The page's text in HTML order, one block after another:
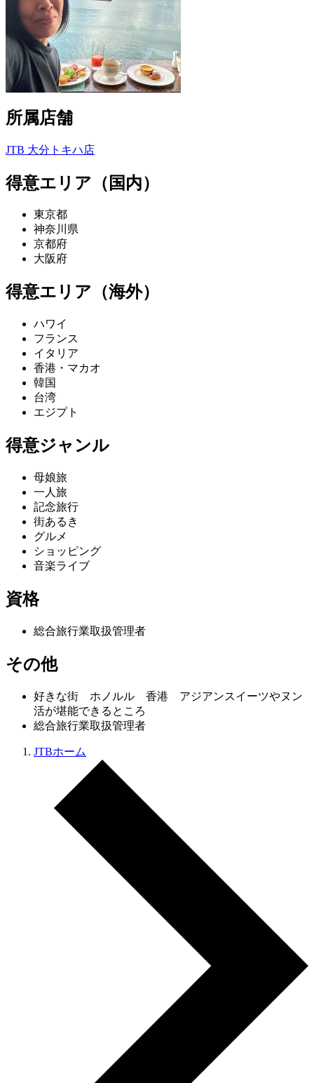
所属店舗
JTB 大分トキハ店
得意エリア（国内）
東京都
神奈川県
京都府
大阪府
得意エリア（海外）
ハワイ
フランス
イタリア
香港・マカオ
韓国
台湾
エジプト
得意ジャンル
母娘旅
一人旅
記念旅行
街あるき
グルメ
ショッピング
音楽ライブ
資格
総合旅行業取扱管理者
その他
好きな街 ホノルル 香港 アジアンスイーツやヌン
活が堪能できるところ
総合旅行業取扱管理者
JTBホーム